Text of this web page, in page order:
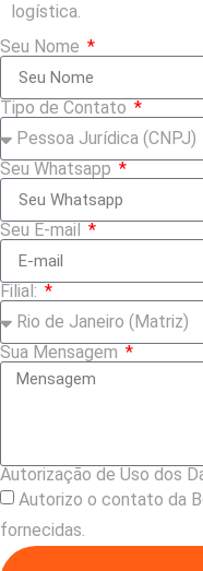
logística.
Seu Nome
Tipo de Contato
Seu Whatsapp
Seu E-mail
Filial:
Sua Mensagem
Autorização de Uso dos
Autorizo o contato da
fornecidas.